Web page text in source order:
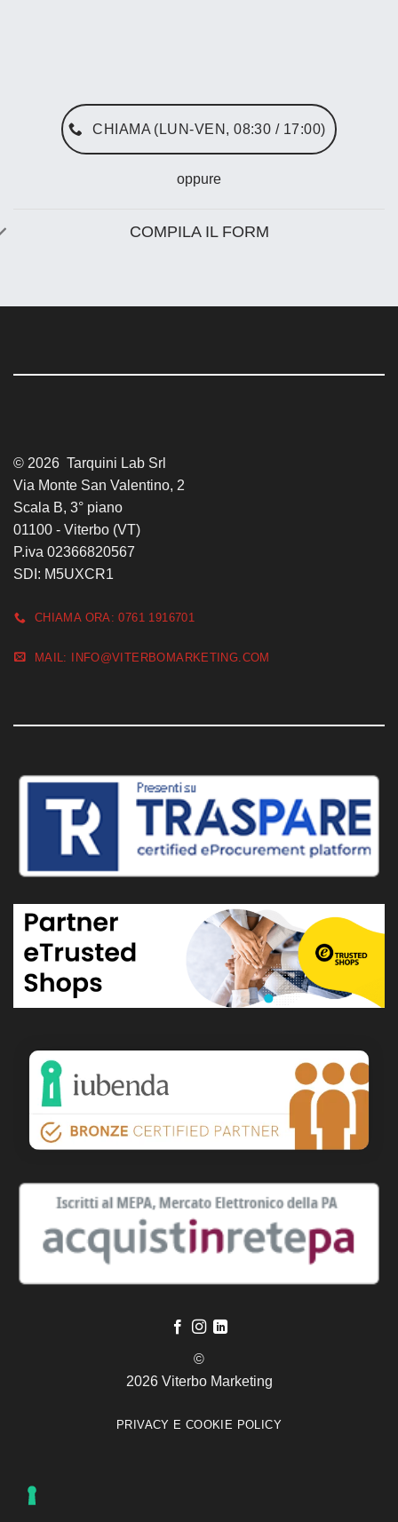
CHIAMA (LUN-VEN, 08:30 / 17:00)
oppure
COMPILA IL FORM
© 2026 Tarquini Lab Srl
Via Monte San Valentino, 2
Scala B, 3° piano
01100 - Viterbo (VT)
P.iva 02366820567
SDI: M5UXCR1
CHIAMA ORA: 0761 1916701
MAIL: INFO@VITERBOMARKETING.COM
©
2026 Viterbo Marketing
PRIVACY E COOKIE POLICY